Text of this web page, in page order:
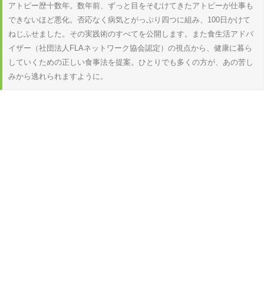
アトピー歴十数年。数年前、ずっと目をそむけてきたアトピーが仕事も
できないほど悪化。否応なく病気とがっぷり四つに組み、100日かけて
ねじふせました。その実践術のすべてを公開します。また食生活アドバ
イザー（社団法人FLAネットワーク協会認定）の視点から、健康に暮ら
していくための正しい食事法を提案。ひとりでも多くの方が、あの苦し
みから逃れられますように。